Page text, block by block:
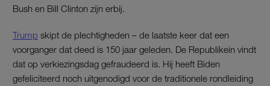
Bush en Bill Clinton zijn erbij.
Trump skipt de plechtigheden – de laatste keer dat een
voorganger dat deed is 150 jaar geleden. De Republikein vindt
dat op verkiezingsdag gefraudeerd is. Hij heeft Biden
gefeliciteerd noch uitgenodigd voor de traditionele rondleiding